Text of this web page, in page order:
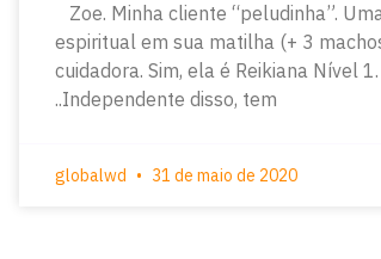
Zoe. Minha cliente “peludinha”.
espiritual em sua matilha (+ 3
cuidadora. Sim, ela é Reikiana Nível 1.
..Independente disso, tem
globalwd 31 de maio de 2020